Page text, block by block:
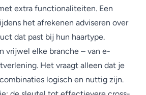
extra functionaliteiten. Een
het afrekenen adviseren over
dat past bij hun haartype.
vrijwel elke branche – van e-
Het vraagt alleen dat je
logisch en nuttig zijn.